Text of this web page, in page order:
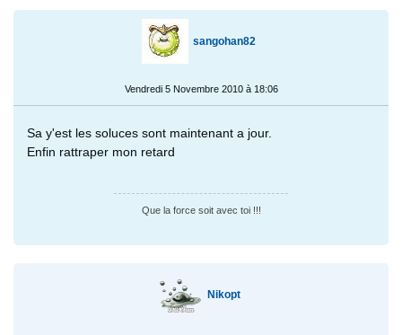
sangohan82
Vendredi 5 Novembre 2010 à 18:06
Sa y'est les soluces sont maintenant a jour.
Enfin rattraper mon retard
Que la force soit avec toi !!!
Nikopt